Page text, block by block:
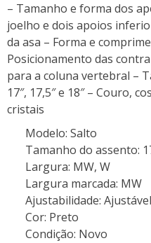
– Tamanho e forma dos
joelho e dois apoios
da asa – Forma e
Posicionamento das
para a coluna vertebral –
17″, 17,5″ e 18″ – Couro,
cristais
Modelo: Salto
Tamanho do assento:
Largura: MW, W
Largura marcada: MW
Ajustabilidade:
Cor: Preto
Condição: Novo